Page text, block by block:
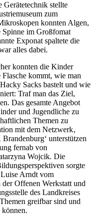
Gerätetechnik stellte
zum
konnten Algen,
im Großfomat
Exponat spaltete die
alles dabei.
konnten die Kinder
kommt, wie man
Sacks bastelt und wie
Traf man das Ziel,
Das gesamte Angebot
und Jugendliche zu
Themen zu
mit dem Netzwerk‚
unterstützen
fernab von
Wojcik. Die
sorgte
Arndt vom
Offenen Werkstatt und
des Landkreises
greifbar sind und
können.